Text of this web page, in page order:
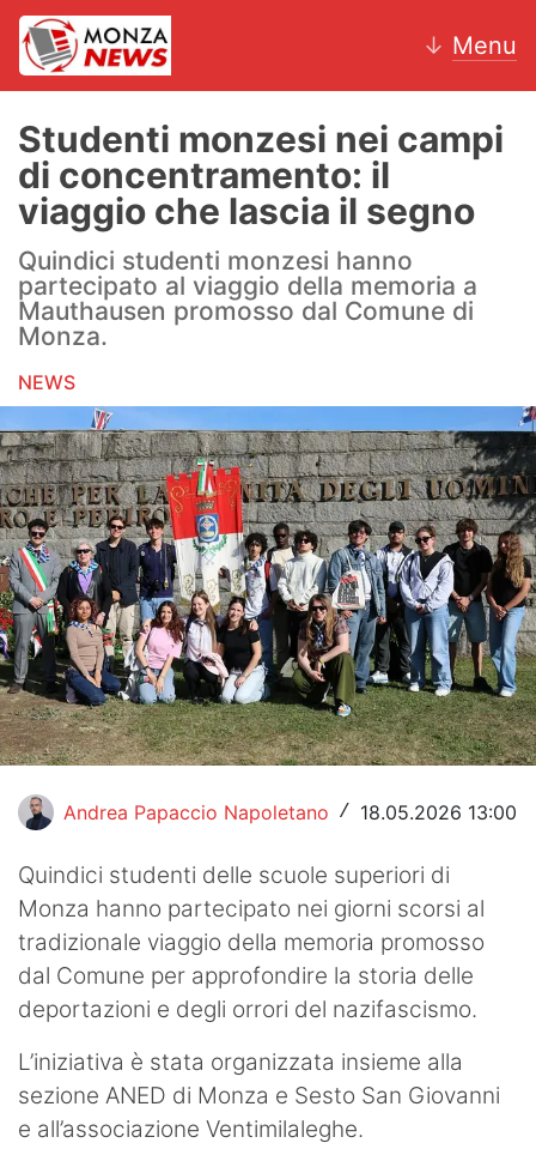
↓ Menu
News
AC Monza
Calcio
Volley
Hockey
Altri sport
Hockey
Pallanuoto
Pallamano
Altre
Turismo
Eventi
Studenti monzesi nei campi
di concentramento: il
viaggio che lascia il segno
Quindici studenti monzesi hanno
partecipato al viaggio della memoria a
Mauthausen promosso dal Comune di
Monza.
NEWS
Andrea Papaccio Napoletano / 18.05.2026 13:00
Quindici studenti delle scuole superiori di
Monza hanno partecipato nei giorni scorsi al
tradizionale viaggio della memoria promosso
dal Comune per approfondire la storia delle
deportazioni e degli orrori del nazifascismo.
L’iniziativa è stata organizzata insieme alla
sezione ANED di Monza e Sesto San Giovanni
e all’associazione Ventimilaleghe.